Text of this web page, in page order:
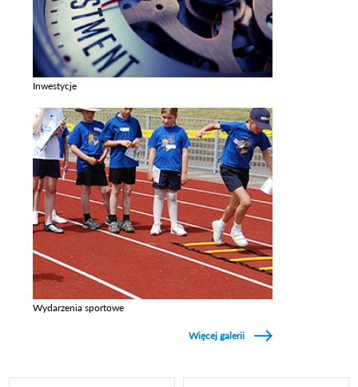
Inwestycje
Wydarzenia sportowe
Więcej galerii